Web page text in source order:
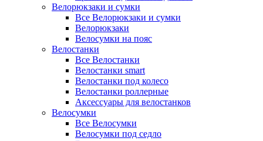
Велорюкзаки и сумки
Все Велорюкзаки и сумки
Велорюкзаки
Велосумки на пояс
Велостанки
Все Велостанки
Велостанки smart
Велостанки под колесо
Велостанки роллерные
Аксессуары для велостанков
Велосумки
Все Велосумки
Велосумки под седло